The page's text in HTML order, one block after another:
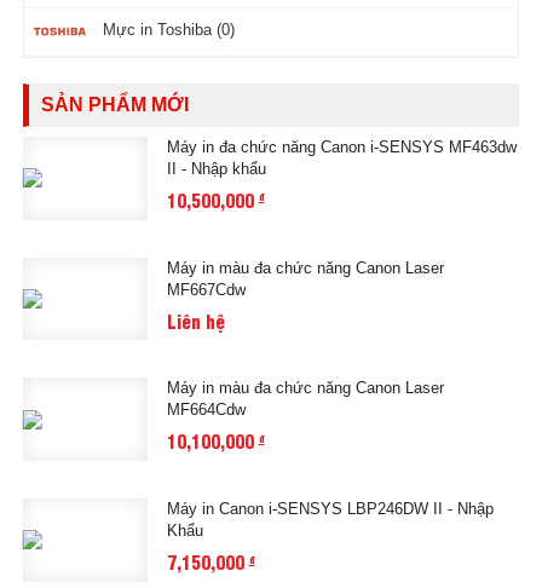
Mực in Toshiba (0)
SẢN PHẨM MỚI
Máy in đa chức năng Canon i-SENSYS MF463dw
II - Nhập khẩu
10,500,000đ
Máy in màu đa chức năng Canon Laser
MF667Cdw
Liên hệ
Máy in màu đa chức năng Canon Laser
MF664Cdw
10,100,000đ
Máy in Canon i-SENSYS LBP246DW II - Nhập
Khẩu
7,150,000đ